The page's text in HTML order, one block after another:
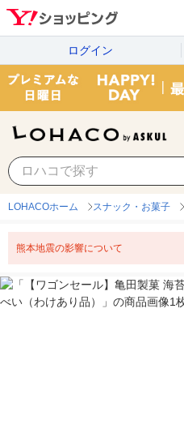
ログイン
LOHACOホーム スナック・お菓子
熊本地震の影響について